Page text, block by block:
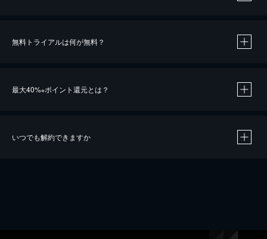
無料トライアルは何が無料？
最大40%※ポイント還元とは？
いつでも解約できますか